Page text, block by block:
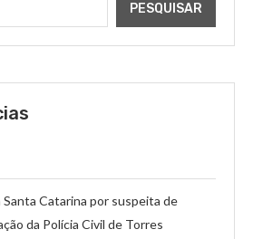
PESQUISAR
Catarina por suspeita de
da Polícia Civil de Torres